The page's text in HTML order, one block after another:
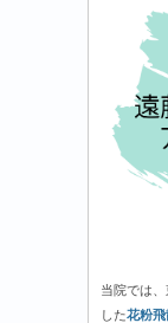
当院では
した花粉飛